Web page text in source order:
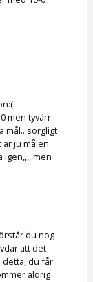
men tyvärr
mål.. sorgligt
är ju målen
igen,,,, men
du nog
att det
detta, du får
aldrig